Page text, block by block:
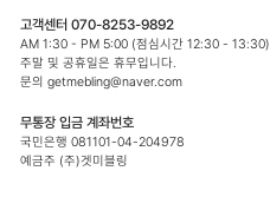
고객센터 070-8253-9892
AM 1:30 - PM 5:00 (점심시간 12:30 - 13:30)
주말 및 공휴일은 휴무입니다.
문의 getmebling@naver.com
무통장 입금 계좌번호
국민은행 081101-04-204978
예금주 (주)겟미블링